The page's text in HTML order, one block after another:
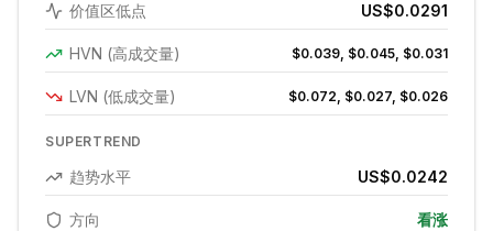
价值区低点 US$0.0291
HVN (高成交量) $0.039, $0.045, $0.031
LVN (低成交量) $0.072, $0.027, $0.026
SUPERTREND
趋势水平 US$0.0242
方向 看涨